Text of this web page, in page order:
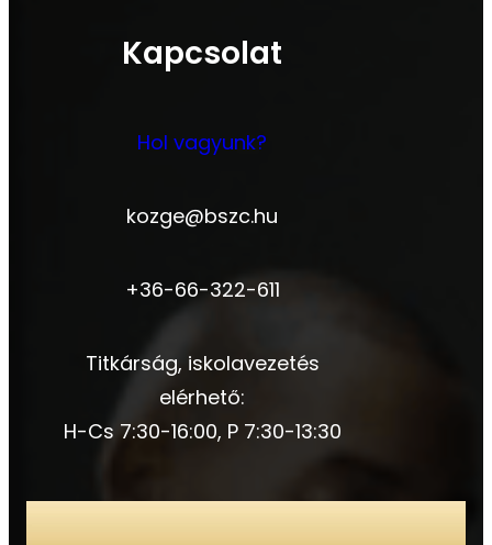
Kapcsolat
Hol vagyunk?
kozge@bszc.hu
+36-66-322-611
Titkárság, iskolavezetés
elérhető:
H-Cs 7:30-16:00, P 7:30-13:30